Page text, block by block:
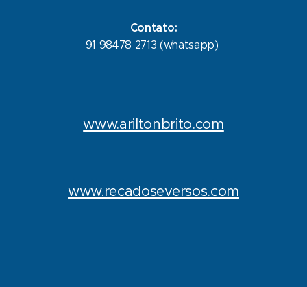
Contato:
91 98478 2713 (whatsapp)
www.ariltonbrito.com
www.recadoseversos.com